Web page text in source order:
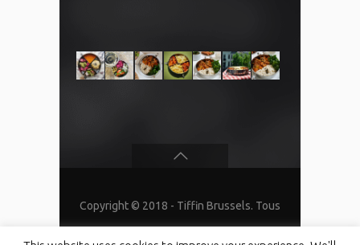
Copyright © 2018 - Tiffin Brussels. Tous